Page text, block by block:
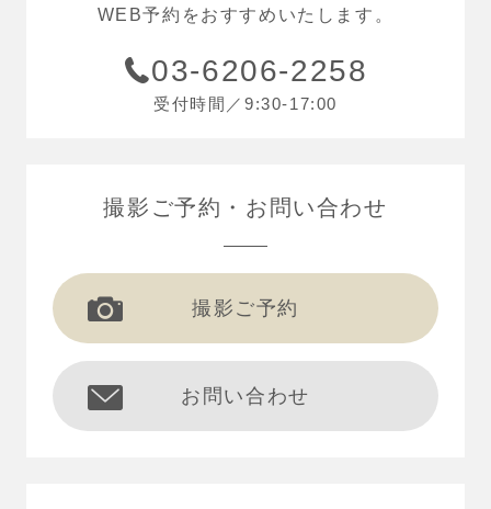
WEB予約をおすすめいたします。
03-6206-2258
受付時間／9:30-17:00
撮影ご予約 お問い合わせ
撮影ご予約
お問い合わせ